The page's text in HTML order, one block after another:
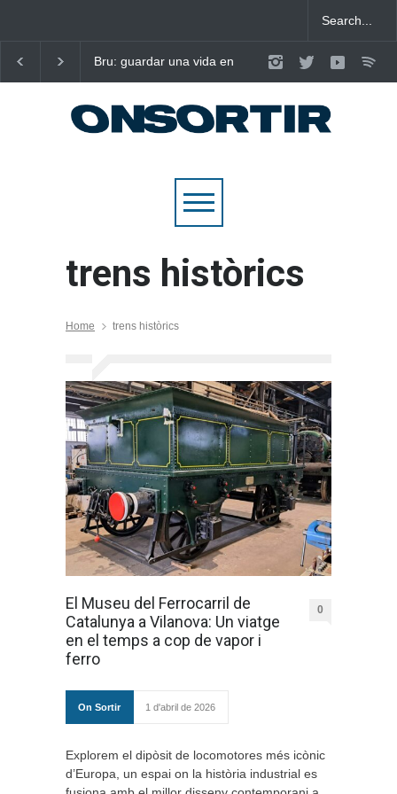
Bru: guardar una vida en
pop emocional
Laura West imposa el
criteri al ritme del
pop de “m’enxules”
trens històrics
Home trens històrics
El Museu del Ferrocarril de
Catalunya a Vilanova: Un viatge
en el temps a cop de vapor i
ferro
0
On Sortir 1 d'abril de 2026
Explorem el dipòsit de locomotores més icònic
d’Europa, un espai on la història industrial es